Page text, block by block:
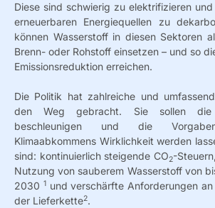
Diese sind schwierig zu elektrifizieren
erneuerbaren Energiequellen zu
können Wasserstoff in diesen Sektoren
Brenn- oder Rohstoff einsetzen – und so
Emissionsreduktion erreichen.
Die Politik hat zahlreiche und
den Weg gebracht. Sie sollen die
beschleunigen und die
Klimaabkommens Wirklichkeit werden
sind: kontinuierlich steigende CO2-
Nutzung von sauberem Wasserstoff von
2030 1und verschärfte Anforderungen an
der Lieferkette2.